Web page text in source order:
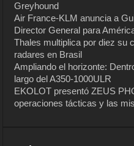
Greyhound
Air France-KLM anuncia a
Director General para
Thales multiplica por diez su
radares en Brasil
Ampliando el horizonte:
largo del A350-1000ULR
EKOLOT presentó ZEUS
operaciones tácticas y las